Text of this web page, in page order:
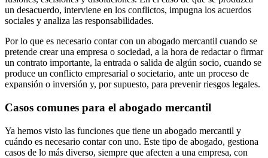
un desacuerdo, interviene en los conflictos, impugna los acuerdos
sociales y analiza las responsabilidades.
Por lo que es necesario contar con un abogado mercantil cuando se
pretende crear una empresa o sociedad, a la hora de redactar o firmar
un contrato importante, la entrada o salida de algún socio, cuando se
produce un conflicto empresarial o societario, ante un proceso de
expansión o inversión y, por supuesto, para prevenir riesgos legales.
Casos comunes para el abogado mercantil
Ya hemos visto las funciones que tiene un abogado mercantil y
cuándo es necesario contar con uno. Este tipo de abogado, gestiona
casos de lo más diverso, siempre que afecten a una empresa, con